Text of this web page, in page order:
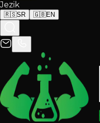
Jezik
🇷🇸SR 🇬🇧EN